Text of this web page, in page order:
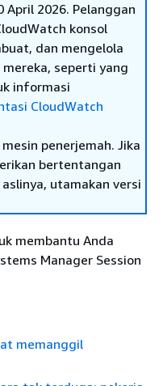
2026. Pelanggan
konsol
dan mengelola
seperti yang
informasi
CloudWatch
penerjemah. Jika
bertentangan
utamakan versi
membantu Anda
Manager Session
memanggil